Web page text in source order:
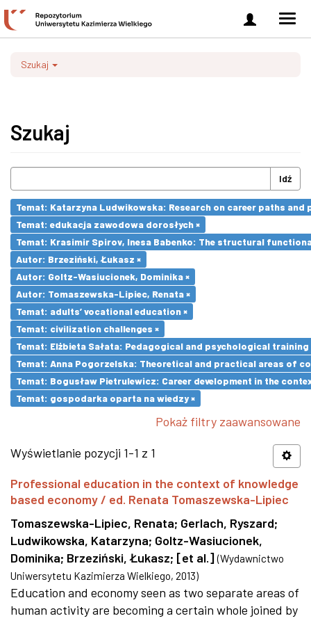
Zaloguj
się
Szukaj
Szukaj
Idź
Temat: Katarzyna Ludwikowska: Research on career paths
Temat: edukacja zawodowa dorosłych ×
Temat: Krasimir Spirov, Inesa Babenko: The structural
Autor: Brzeziński, Łukasz ×
Autor: Goltz-Wasiucionek, Dominika ×
Autor: Tomaszewska-Lipiec, Renata ×
Temat: adults’ vocational education ×
Temat: civilization challenges ×
Temat: Elżbieta Sałata: Pedagogical and psychological
Temat: Anna Pogorzelska: Theoretical and practical areas of
Temat: Bogusław Pietrulewicz: Career development in the
Temat: gospodarka oparta na wiedzy ×
Pokaż filtry zaawansowane
Wyświetlanie pozycji 1-1 z 1
Professional education in the context of knowledge
based economy / ed. Renata Tomaszewska-Lipiec
Tomaszewska-Lipiec, Renata; Gerlach, Ryszard;
Ludwikowska, Katarzyna; Goltz-Wasiucionek,
Dominika; Brzeziński, Łukasz; [et al.] (Wydawnictwo
Uniwersytetu Kazimierza Wielkiego, 2013)
Education and economy seen as two separate areas of
human activity are becoming a certain whole joined by